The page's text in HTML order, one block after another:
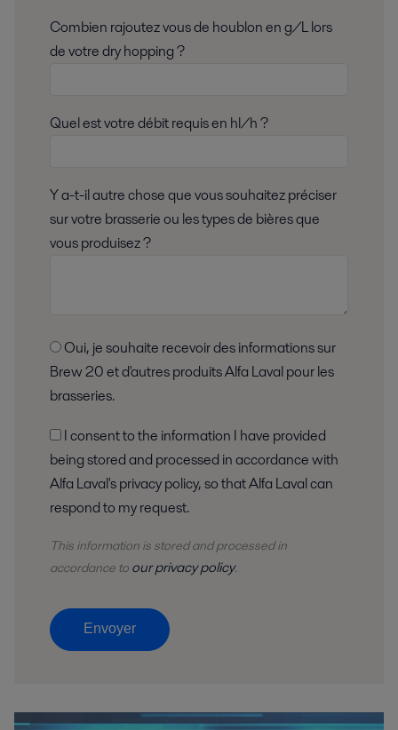
Combien rajoutez vous de houblon en g/L lors
de votre dry hopping ?
Quel est votre débit requis en hl/h ?
Y a-t-il autre chose que vous souhaitez préciser
sur votre brasserie ou les types de bières que
vous produisez ?
Brew 20 et d'autres produits Alfa Laval pour les
brasseries.
being stored and processed in accordance with
Alfa Laval's privacy policy, so that Alfa Laval can
respond to my request.
This information is stored andprocessedin
accordance to our privacy policy.
Envoyer